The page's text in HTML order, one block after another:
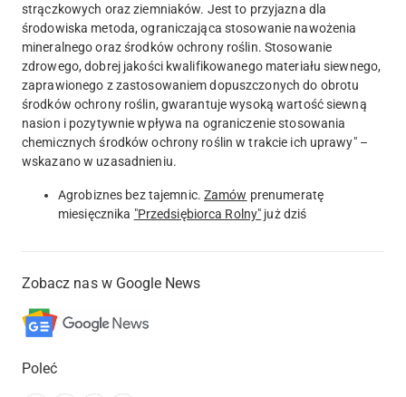
strączkowych oraz ziemniaków. Jest to przyjazna dla
środowiska metoda, ograniczająca stosowanie nawożenia
mineralnego oraz środków ochrony roślin. Stosowanie
zdrowego, dobrej jakości kwalifikowanego materiału siewnego,
zaprawionego z zastosowaniem dopuszczonych do obrotu
środków ochrony roślin, gwarantuje wysoką wartość siewną
nasion i pozytywnie wpływa na ograniczenie stosowania
chemicznych środków ochrony roślin w trakcie ich uprawy" –
wskazano w uzasadnieniu.
Agrobiznes bez tajemnic. Zamów prenumeratę
miesięcznika "Przedsiębiorca Rolny" już dziś
Zobacz nas w Google News
Poleć